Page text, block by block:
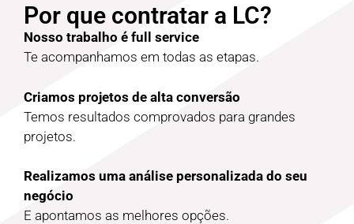
Por que contratar a LC?
Nosso trabalho é full service
Te acompanhamos em todas as etapas.
Criamos projetos de alta conversão
Temos resultados comprovados para grandes
projetos.
Realizamos uma análise personalizada do seu
negócio
E apontamos as melhores opções.